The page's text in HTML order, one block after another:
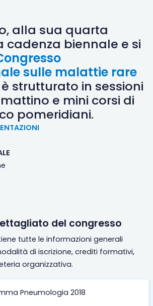
alla sua quarta
cadenza biennale e si
sulle malattie rare
è strutturato in sessioni
e mini corsi di
pomeridiani.
del congresso
tutte le informazioni generali
di iscrizione, crediti formativi,
organizzativa.
Pneumologia 2018